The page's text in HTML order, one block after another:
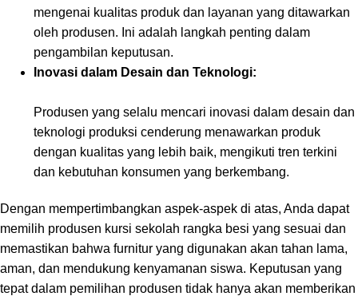
mengenai kualitas produk dan layanan yang ditawarkan
oleh produsen. Ini adalah langkah penting dalam
pengambilan keputusan.
Inovasi dalam Desain dan Teknologi:
Produsen yang selalu mencari inovasi dalam desain dan
teknologi produksi cenderung menawarkan produk
dengan kualitas yang lebih baik, mengikuti tren terkini
dan kebutuhan konsumen yang berkembang.
Dengan mempertimbangkan aspek-aspek di atas, Anda dapat
memilih produsen kursi sekolah rangka besi yang sesuai dan
memastikan bahwa furnitur yang digunakan akan tahan lama,
aman, dan mendukung kenyamanan siswa. Keputusan yang
tepat dalam pemilihan produsen tidak hanya akan memberikan